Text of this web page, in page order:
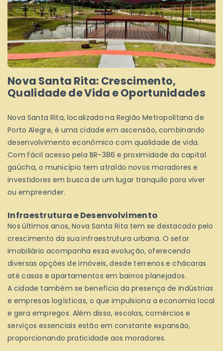
Nova Santa Rita: Crescimento,
Qualidade de Vida e Oportunidades
Nova Santa Rita, localizada na Região Metropolitana de
Porto Alegre, é uma cidade em ascensão, combinando
desenvolvimento econômico com qualidade de vida.
Com fácil acesso pela BR-386 e proximidade da capital
gaúcha, o município tem atraído novos moradores e
investidores em busca de um lugar tranquilo para viver
ou empreender.
Infraestrutura e Desenvolvimento
Nos últimos anos, Nova Santa Rita tem se destacado pelo
crescimento da sua infraestrutura urbana. O setor
imobiliário acompanha essa evolução, oferecendo
diversas opções de imóveis, desde terrenos e chácaras
até casas e apartamentos em bairros planejados.
A cidade também se beneficia da presença de indústrias
e empresas logísticas, o que impulsiona a economia local
e gera empregos. Além disso, escolas, comércios e
serviços essenciais estão em constante expansão,
proporcionando praticidade aos moradores.